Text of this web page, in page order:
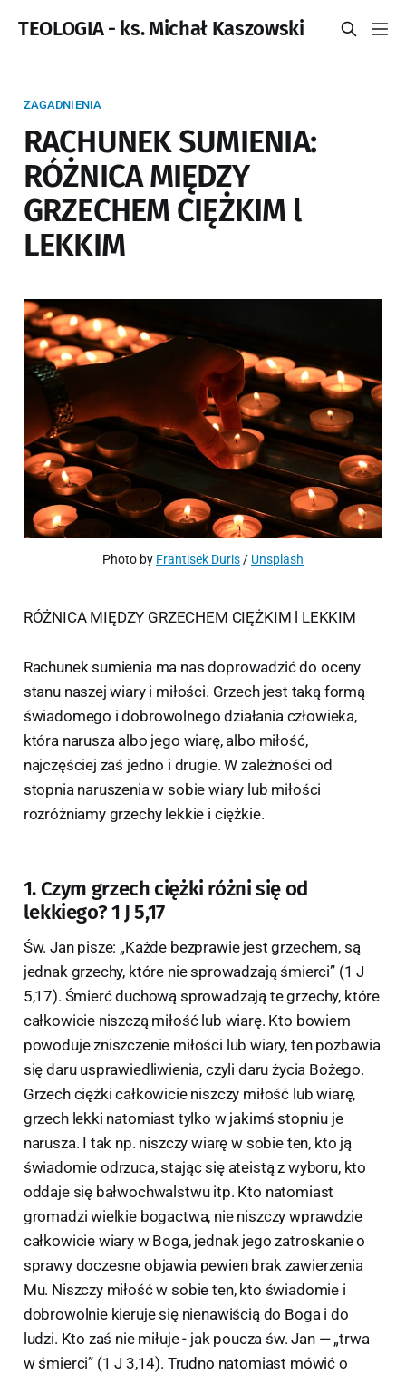
TEOLOGIA - ks. Michał Kaszowski
ZAGADNIENIA
RACHUNEK SUMIENIA:
RÓŻNICA MIĘDZY
GRZECHEM CIĘŻKIM l
LEKKIM
Photo by Frantisek Duris / Unsplash
RÓŻNICA MIĘDZY GRZECHEM CIĘŻKIM l LEKKIM
Rachunek sumienia ma nas doprowadzić do oceny
stanu naszej wiary i miłości. Grzech jest taką formą
świadomego i dobrowolnego działania człowieka,
która narusza albo jego wiarę, albo miłość,
najczęściej zaś jedno i drugie. W zależności od
stopnia naruszenia w sobie wiary lub miłości
rozróżniamy grzechy lekkie i ciężkie.
1. Czym grzech ciężki różni się od
lekkiego? 1 J 5,17
Św. Jan pisze: „Każde bezprawie jest grzechem, są
jednak grzechy, które nie sprowadzają śmierci” (1 J
5,17). Śmierć duchową sprowadzają te grzechy, które
całkowicie niszczą miłość lub wiarę. Kto bowiem
powoduje zniszczenie miłości lub wiary, ten pozbawia
się daru usprawiedliwienia, czyli daru życia Bożego.
Grzech ciężki całkowicie niszczy miłość lub wiarę,
grzech lekki natomiast tylko w jakimś stopniu je
narusza. I tak np. niszczy wiarę w sobie ten, kto ją
świadomie odrzuca, stając się ateistą z wyboru, kto
oddaje się bałwochwalstwu itp. Kto natomiast
gromadzi wielkie bogactwa, nie niszczy wprawdzie
całkowicie wiary w Boga, jednak jego zatroskanie o
sprawy doczesne objawia pewien brak zawierzenia
Mu. Niszczy miłość w sobie ten, kto świadomie i
dobrowolnie kieruje się nienawiścią do Boga i do
ludzi. Kto zaś nie miłuje - jak poucza św. Jan — „trwa
w śmierci” (1 J 3,14). Trudno natomiast mówić o